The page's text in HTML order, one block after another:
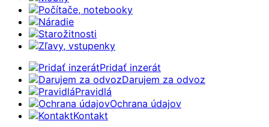
Počítače, notebooky
Náradie
Starožitnosti
Zľavy, vstupenky
Pridať inzerát
Darujem za odvoz
Pravidlá
Ochrana údajov
Kontakt